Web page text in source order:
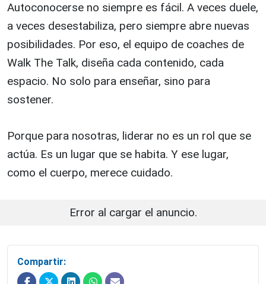
Autoconocerse no siempre es fácil. A veces duele,
a veces desestabiliza, pero siempre abre nuevas
posibilidades. Por eso, el equipo de coaches de
Walk The Talk, diseña cada contenido, cada
espacio. No solo para enseñar, sino para
sostener.
Porque para nosotras, liderar no es un rol que se
actúa. Es un lugar que se habita. Y ese lugar,
como el cuerpo, merece cuidado.
Error al cargar el anuncio.
Compartir: